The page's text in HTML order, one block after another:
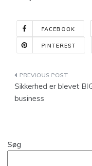
FACEBOOK
PINTEREST
Sikkerhed er blevet
business
Søg